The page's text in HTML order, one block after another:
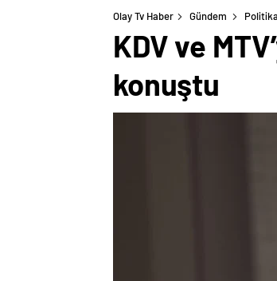
Olay Tv Haber Gündem Politika
KDV ve
konuştu